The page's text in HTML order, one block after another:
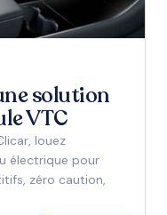
solution
VTC
louez
électrique pour
zéro caution,